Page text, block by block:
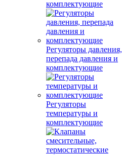
комплектующие
Регуляторы давления,
перепада давления и
комплектующие
Регуляторы
температуры и
комплектующие